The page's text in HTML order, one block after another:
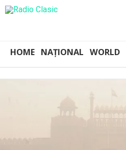
HOME NAȚIONAL WORLD